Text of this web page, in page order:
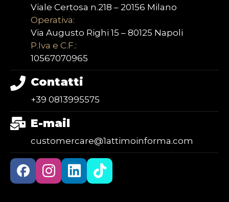
Viale Certosa n.218 – 20156 Milano
Operativa:
Via Augusto Righi 15 – 80125 Napoli
P.Iva e C.F.:
10567070965
Contatti
+39 0813995575
E-mail
customercare@1attimoinforma.com